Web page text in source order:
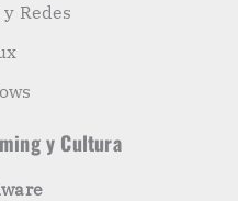
Redes
y Cultura